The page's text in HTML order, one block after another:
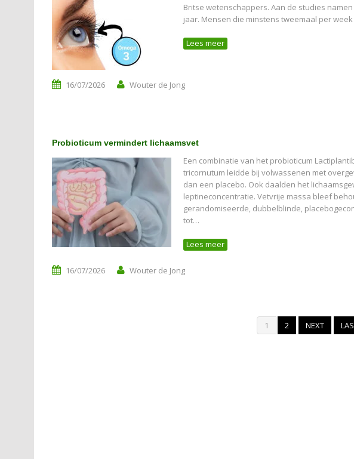
Britse wetenschappers. Aan de studies
jaar. Mensen die minstens tweemaal per
Lees meer
16/07/2026 Wouter de Jong
Probioticum vermindert lichaamsvet
Een combinatie van het probioticum
tricornutum leidde bij volwassenen met
dan een placebo. Ook daalden het
leptineconcentratie. Vetvrije massa bleef
gerandomiseerde, dubbelblinde,
tot…
Lees meer
16/07/2026 Wouter de Jong
1 2 NEXT